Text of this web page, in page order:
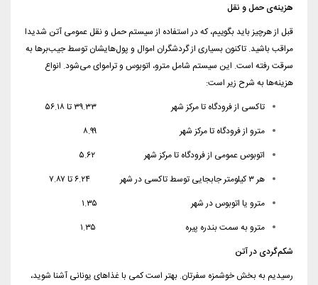
هزینه‌ی حمل و نقل
قبل از هرچیز باید بگوییم، که در استفاده از سیستم حمل و نقل عمومی آتن شدیدا
مراقب باشید. تاکنون بسیاری از گردشگران اموال و پول‌هایشان توسط جیب‌برها به
سرقت رفته است. این سیستم شامل مترو، اتوبوس و تراموای می‌شود. انواع
هزینه‌ها به شرح زیر است:
تاکسی از فرودگاه تا مرکز شهر ۳۹.۳۳ تا ۵۶.۱۸
مترو از فرودگاه تا مرکز شهر ۸.۹۹
اتوبوس عمومی از فرودگاه تا مرکز شهر ۵.۶۲
هر ۳ کیلومتر جابجایی توسط تاکسی در شهر ۶.۲۴ تا ۷.۸۷
مترو یا اتوبوس در شهر ۱.۳۵
مترو به سمت بندره پیره ۱.۳۵
شکم‌گردی در آتن
رسیدیم به بخش خوشمزه سفرتان. بهتر است کمی با غذاهای یونانی آشنا شوید،